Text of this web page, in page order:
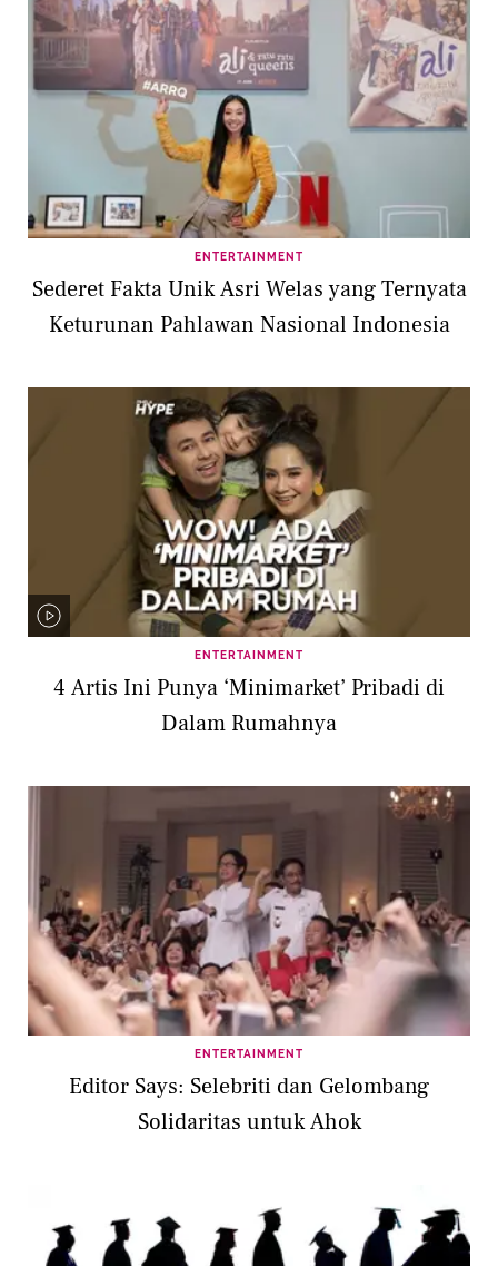
ENTERTAINMENT
Sederet Fakta Unik Asri Welas yang Ternyata
Keturunan Pahlawan Nasional Indonesia
ENTERTAINMENT
4 Artis Ini Punya ‘Minimarket’ Pribadi di
Dalam Rumahnya
ENTERTAINMENT
Editor Says: Selebriti dan Gelombang
Solidaritas untuk Ahok